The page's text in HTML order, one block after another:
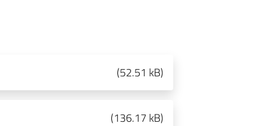
(52.51 kB)
(136.17 kB)